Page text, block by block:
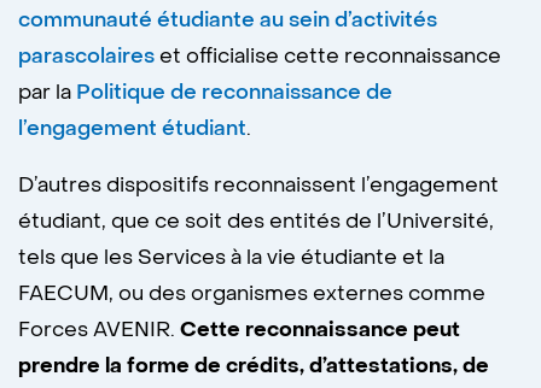
communauté étudiante au sein d’activités
parascolaireset officialise cette reconnaissance
par la Politique de reconnaissance de
l’engagement étudiant.
D’autres dispositifs reconnaissent l’engagement
étudiant, que ce soit des entités de l’Université,
tels que les Services à la vie étudiante et la
FAECUM, ou des organismes externes comme
Forces AVENIR. Cette reconnaissance peut
prendre la forme de crédits, d’attestations, de